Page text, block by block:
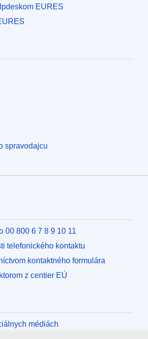
EURES
spravodajcu
00 800 6 7 8 9 10 11
telefonického kontaktu
kontaktného formulára
z centier EÚ
médiách